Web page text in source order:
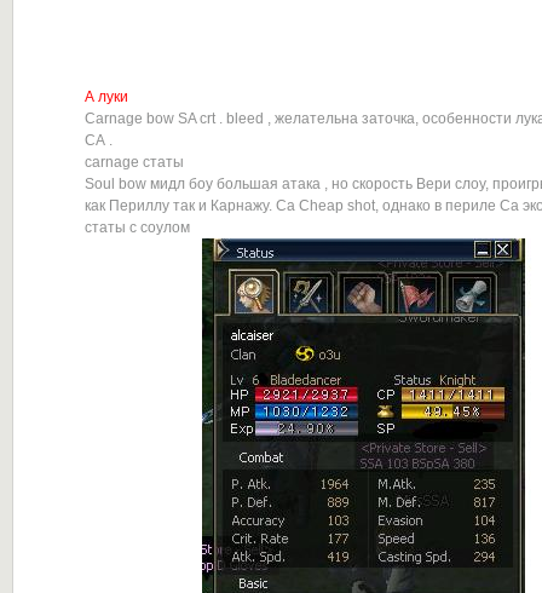
А луки
Carnage bow SA crt . bleed , желательна заточка, особенности
СА .
carnage статы
Soul bow мидл боу большая атака , но скорость Вери слоу,
как Периллу так и Карнажу. Са Cheap shot, однако в периле Са
статы с соулом